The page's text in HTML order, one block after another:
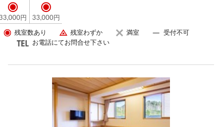
疲れた身体をほぐしていただける広々とした大浴場が
ございます。
新進気鋭の若手アーティストの真田将太朗さんが、志
風呂をお楽しみいただけます。
■コンシェルジュデスク■
志賀高原やその周辺の楽しみ方など、ご相談ください
（8時～10時、19時半～21時）。
円 33,000円
残室数あり 残室わずか 満室
受付不可
お電話にてお問合せ下さい